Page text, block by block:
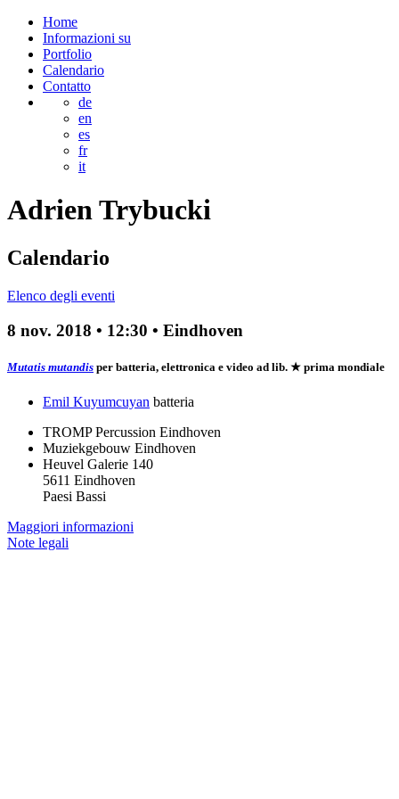
Home
Informazioni su
Portfolio
Calendario
Contatto
de
en
es
fr
it
AdrienTrybucki
Calendario
Elenco degli eventi
8 nov. 2018 • 12:30 • Eindhoven
Mutatis mutandis per batteria, elettronica e video ad lib. ★ prima mondiale
Emil Kuyumcuyan batteria
TROMP Percussion Eindhoven
Muziekgebouw Eindhoven
Heuvel Galerie 140
5611 Eindhoven
Paesi Bassi
Maggiori informazioni
Note legali